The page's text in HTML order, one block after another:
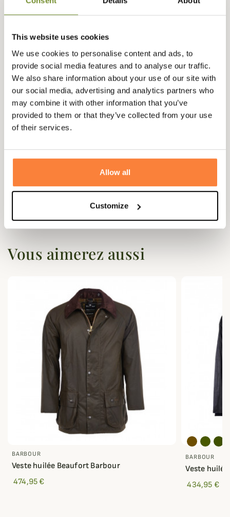
This website uses cookies
We use cookies to personalise content and ads, to
provide social media features and to analyse our traffic.
We also share information about your use of our site with
our social media, advertising and analytics partners who
may combine it with other information that you’ve
provided to them or that they’ve collected from your use
of their services.
Allow all
Customize
Genre Homme
Matière Nylon
Doublure Tartan
Questions (FAQs)
Vous aimerez aussi
BARBOUR
Veste huilée Beaufort Barbour
474,95 €
BARBOUR
Veste
434,95 €